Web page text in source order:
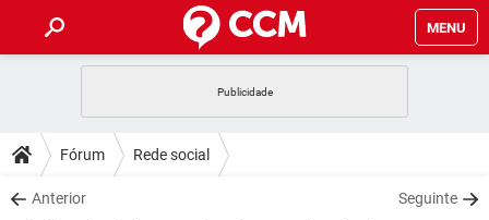
MENU
CELULAR
OUTLOOK
DICAS
JOGOS
DOWNLOADS
Fórum Rede social
Anterior Seguinte